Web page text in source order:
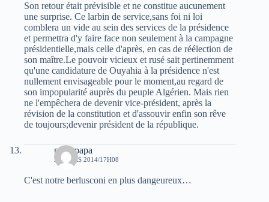
Son retour était prévisible et ne constitue aucunement
une surprise. Ce larbin de service,sans foi ni loi
comblera un vide au sein des services de la présidence
et permettra d'y faire face non seulement à la campagne
présidentielle,mais celle d'après, en cas de réélection de
son maître.Le pouvoir vicieux et rusé sait pertinemment
qu'une candidature de Ouyahia à la présidence n'est
nullement envisageable pour le moment,au regard de
son impopularité auprès du peuple Algérien. Mais rien
ne l'empêchera de devenir vice-président, après la
révision de la constitution et d'assouvir enfin son rêve
de toujours;devenir président de la république.
papa papa
28 MARS 2014/17H08
C'est notre berlusconi en plus dangeureux…